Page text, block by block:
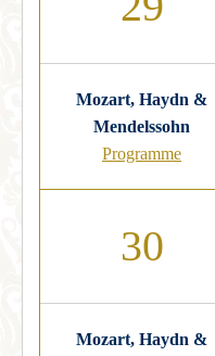
Mozart, Haydn &
Mendelssohn
Programme
30
Mozart, Haydn &